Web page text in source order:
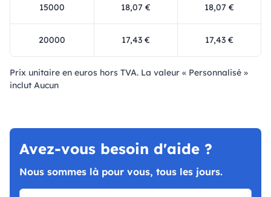
15000 18,07 € 18,07 €
20000 17,43 € 17,43 €
Prix ​​unitaire en euros hors TVA. La valeur « Personnalisé »
inclut Aucun
Avez-vous besoin d'aide ?
Nous sommes là pour vous, tous les jours.